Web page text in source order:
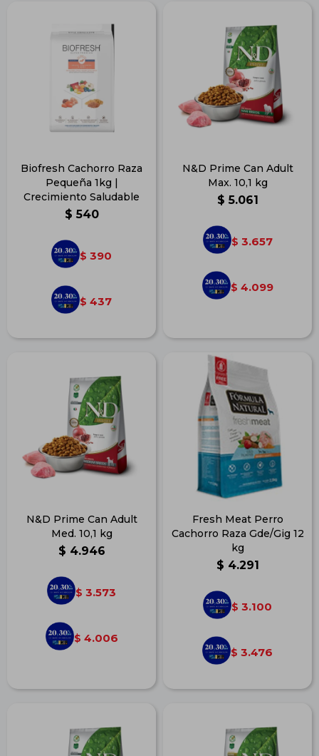
Biofresh Cachorro Raza
Pequeña 1kg |
Crecimiento Saludable
$ 540
$ 390
$ 437
N&D Prime Can Adult
Max. 10,1 kg
$ 5.061
$ 3.657
$ 4.099
N&D Prime Can Adult
Med. 10,1 kg
$ 4.946
$ 3.573
$ 4.006
Fresh Meat Perro
Cachorro Raza Gde/Gig 12
kg
$ 4.291
$ 3.100
$ 3.476